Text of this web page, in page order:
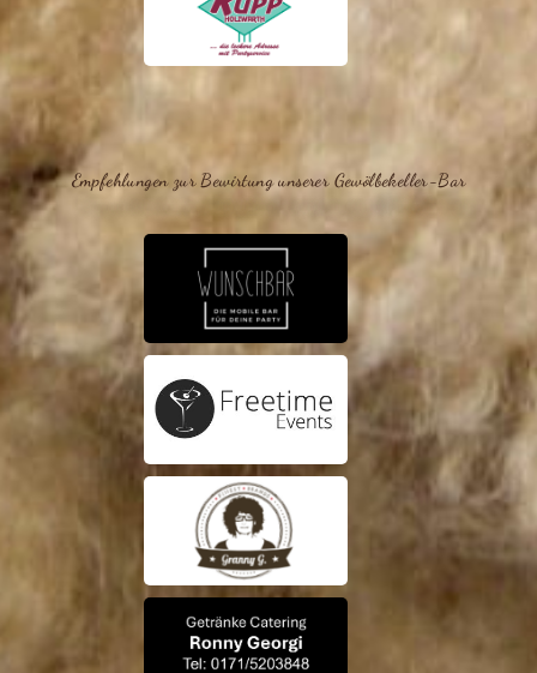
Empfehlungen zur Bewirtung unserer Gewölbekeller-Bar